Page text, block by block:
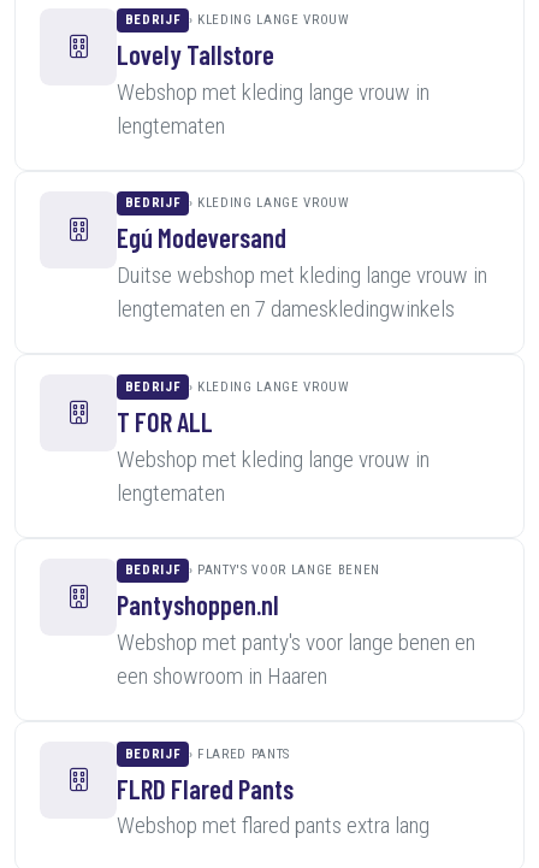
BEDRIJF KLEDING LANGE VROUW
Lovely Tallstore
Webshop met kleding lange vrouw in
lengtematen
BEDRIJF KLEDING LANGE VROUW
Egú Modeversand
Duitse webshop met kleding lange vrouw in
lengtematen en 7 dameskledingwinkels
BEDRIJF KLEDING LANGE VROUW
T FOR ALL
Webshop met kleding lange vrouw in
lengtematen
BEDRIJF PANTY'S VOOR LANGE BENEN
Pantyshoppen.nl
Webshop met panty's voor lange benen en
een showroom in Haaren
BEDRIJF FLARED PANTS
FLRD Flared Pants
Webshop met flared pants extra lang